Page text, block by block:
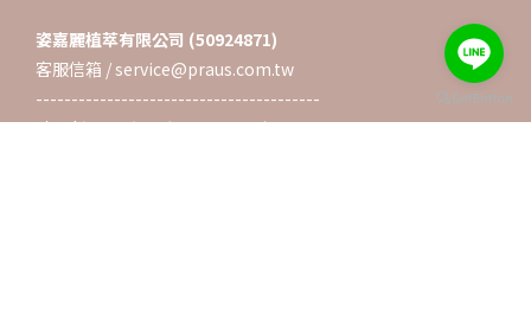
姿嘉麗植萃有限公司 (50924871)
客服信箱 / service@praus.com.tw
----------------------------------------
時間 | 週一至週五(10:00~17:00)